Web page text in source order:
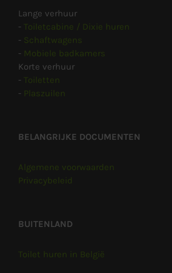
Lange verhuur
- Toiletcabine / Dixie huren
- Schaftwagens
- Mobiele badkamers
Korte verhuur
- Toiletten
- Plaszuilen
BELANGRIJKE DOCUMENTEN
Algemene voorwaarden
Privacybeleid
BUITENLAND
Toilet huren in België